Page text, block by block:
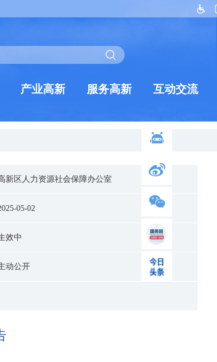
产业高新 服务高新 互动交流
新区人力资源社会保障办公室
05-02
效中
动公开